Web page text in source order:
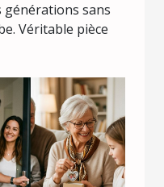
générations sans
Véritable pièce